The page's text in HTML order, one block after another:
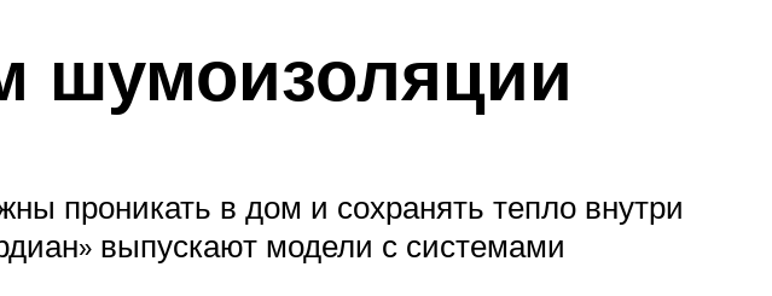
шумоизоляции
проникать в дом и сохранять тепло внутри
выпускают модели с системами